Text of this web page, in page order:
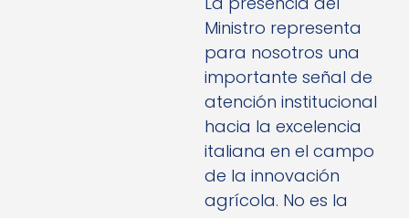
Ministro representa
para nosotros una
importante señal de
atención institucional
hacia la excelencia
italiana en el campo
de la innovación
agrícola. No es la